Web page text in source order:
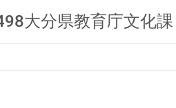
大分県教育庁文化課